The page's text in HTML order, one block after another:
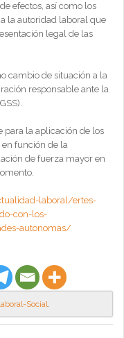
efectos, así como los
la autoridad laboral que
legal de las
cambio de situación a la
responsable ante la
para la aplicación de los
en función de la
de fuerza mayor en
laboral/ertes-
con-los-
autonomas/
Social.